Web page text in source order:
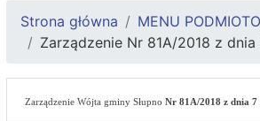
Strona główna MENU
Zarządzenie Nr 81A/2018 z dnia
Zarządzenie Wójta gminy Słupno Nr 81A/2018 z dnia 7